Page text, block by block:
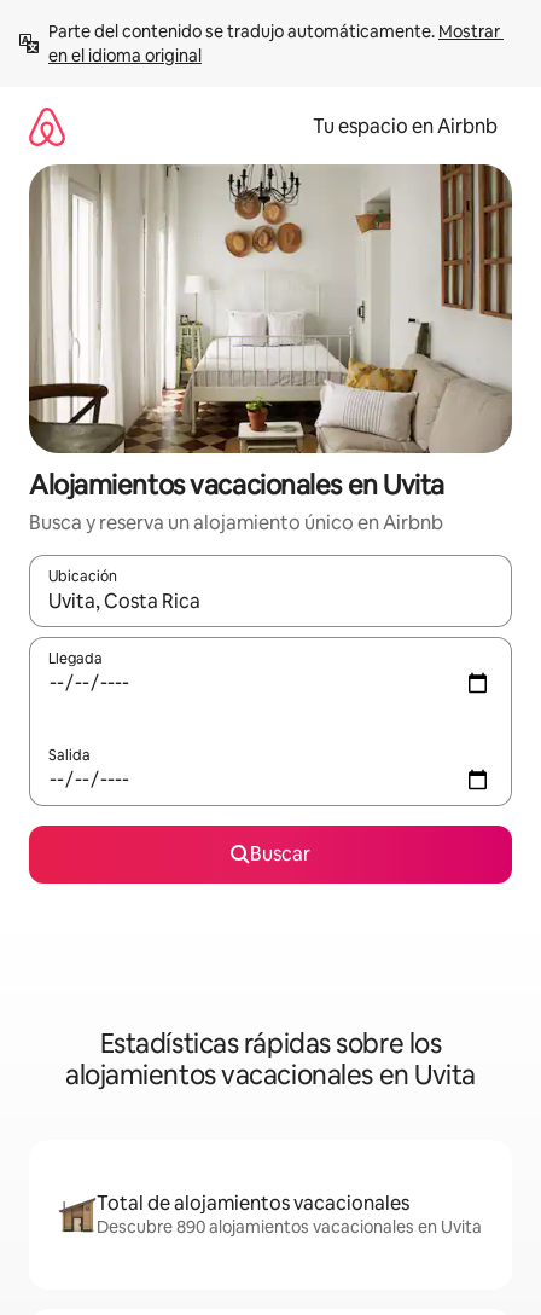
contenido
Parte del contenido se tradujo automáticamente. Mostrar
en el idioma original
Tu espacio en Airbnb
Alojamientos vacacionales en Uvita
Busca y reserva un alojamiento único en Airbnb
Ubicación
Cuando los resultados estén disponibles, podrás navegar
Llegada
Salida
Buscar
Estadísticas rápidas sobre los
alojamientos vacacionales en Uvita
Total de alojamientos vacacionales
Descubre 890 alojamientos vacacionales en Uvita